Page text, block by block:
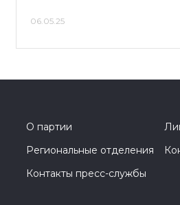
06.05.25
О партии
Региональные отделения
Контакты пресс-службы